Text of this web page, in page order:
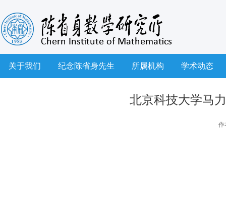
关于我们 纪念陈省身先生 所属机构 学术动态
北京科技大学马
作